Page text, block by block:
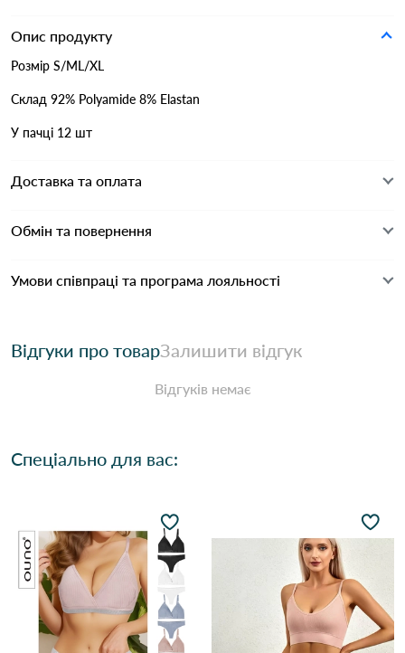
Опис продукту
Розмір S/ML/XL
Склад 92% Polyamide 8% Elastan
У пачці 12 шт
Доставка та оплата
Обмін та повернення
Умови співпраці та програма лояльності
Відгуки про товарЗалишити відгук
Відгуків немає
Спеціально для вас: